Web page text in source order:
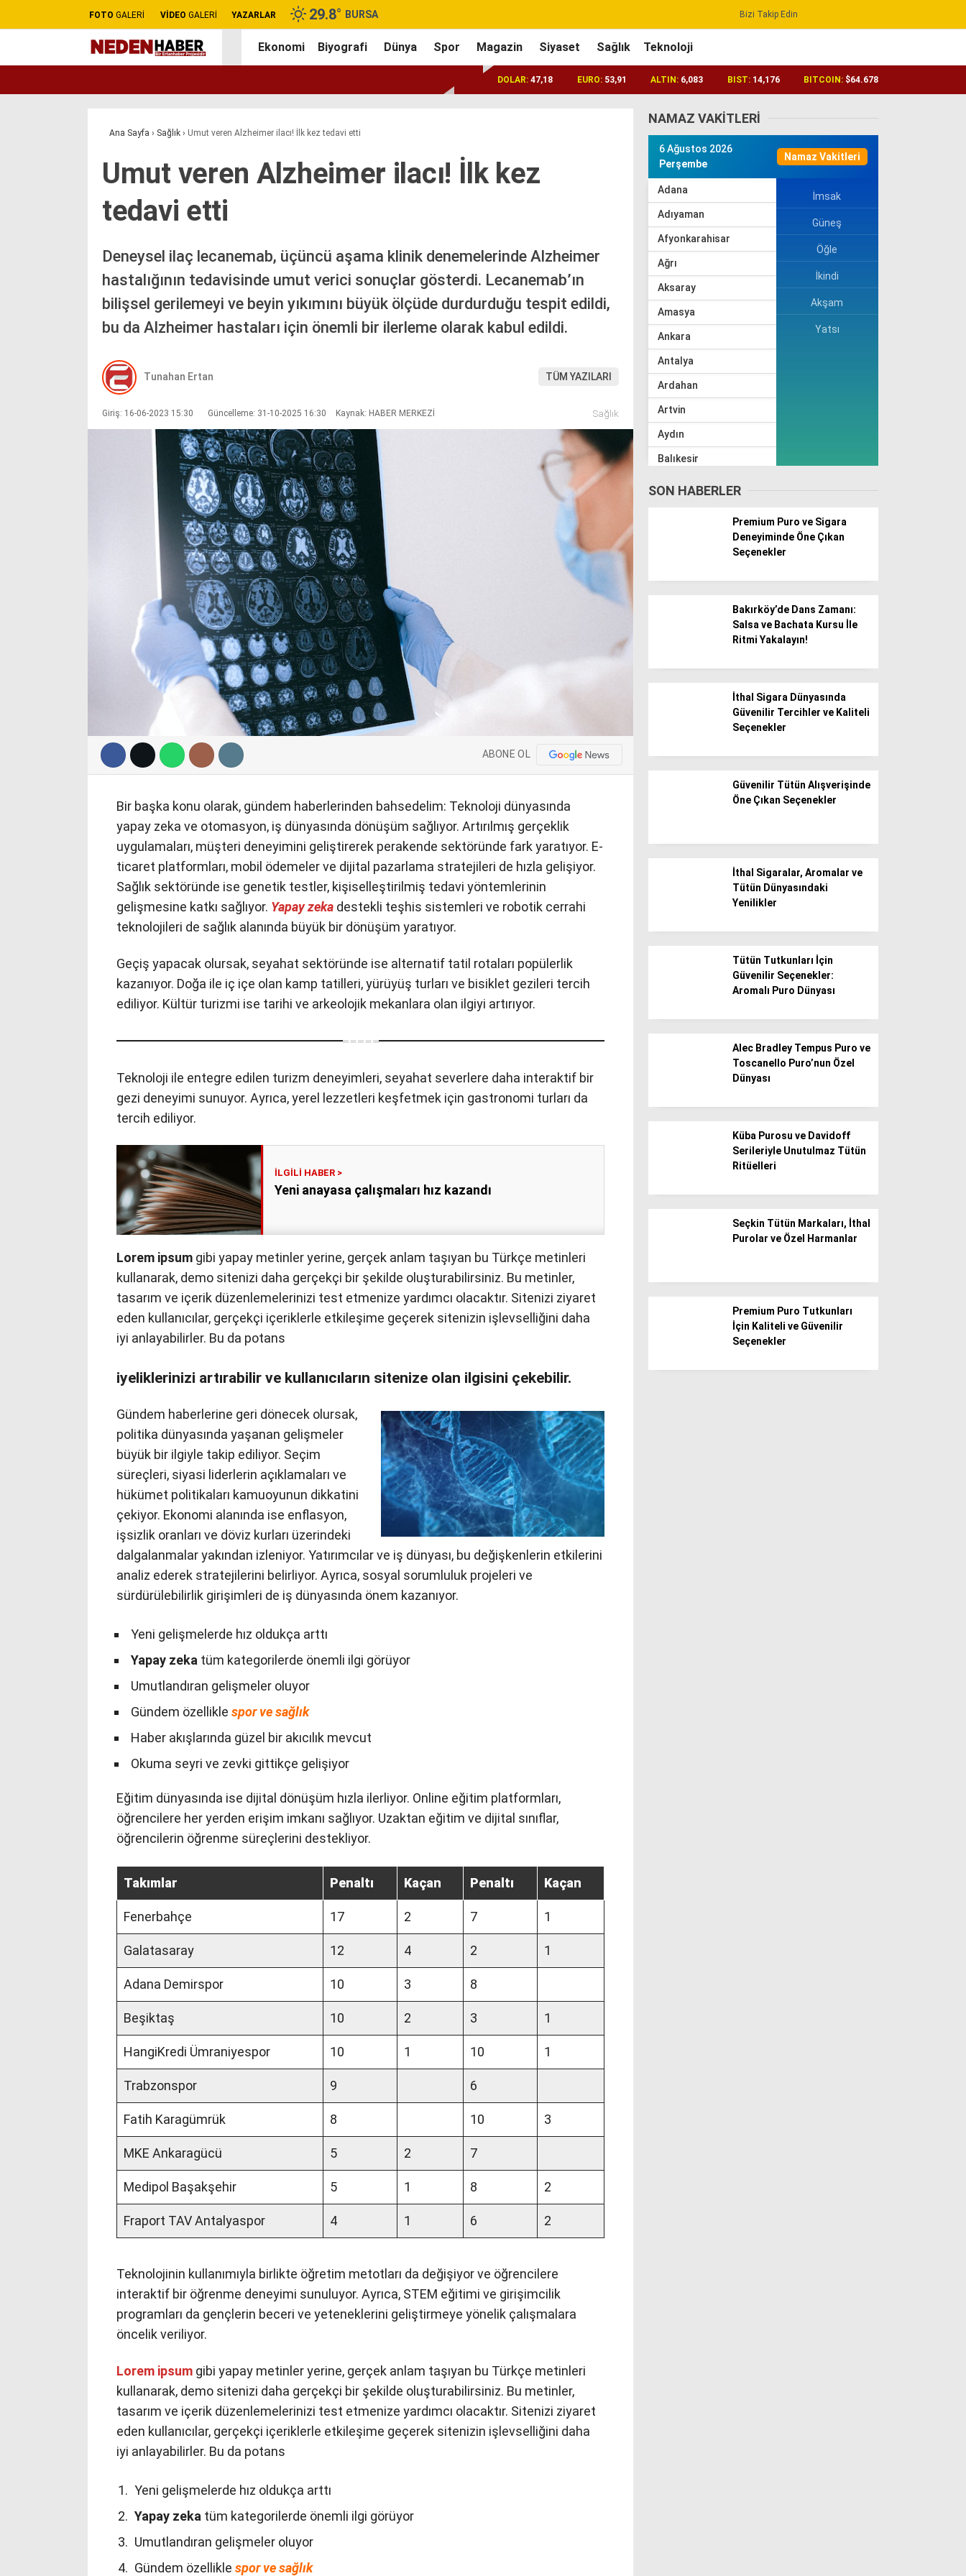
Sağlık
FOTO GALERİ VİDEO GALERİ YAZARLAR 29.8° BURSA Bizi Takip Edin
Ekonomi Biyografi Dünya Spor Magazin Siyaset Sağlık Teknoloji
DOLAR: 47,18 EURO: 53,91 ALTIN: 6,083 BIST: 14,176 BITCOIN: $64.678
Ana Sayfa › Sağlık › Umut veren Alzheimer ilacı! İlk kez tedavi etti
Umut veren Alzheimer ilacı! İlk kez
tedavi etti
Deneysel ilaç lecanemab, üçüncü aşama klinik denemelerinde Alzheimer
hastalığının tedavisinde umut verici sonuçlar gösterdi. Lecanemab’ın
bilişsel gerilemeyi ve beyin yıkımını büyük ölçüde durdurduğu tespit edildi,
bu da Alzheimer hastaları için önemli bir ilerleme olarak kabul edildi.
Tunahan Ertan TÜM YAZILARI
Giriş: 16-06-2023 15:30 Güncelleme: 31-10-2025 16:30 Kaynak: HABER MERKEZİ Sağlık
ABONE OL
Bir başka konu olarak, gündem haberlerinden bahsedelim: Teknoloji dünyasında
yapay zeka ve otomasyon, iş dünyasında dönüşüm sağlıyor. Artırılmış gerçeklik
uygulamaları, müşteri deneyimini geliştirerek perakende sektöründe fark yaratıyor. E-
ticaret platformları, mobil ödemeler ve dijital pazarlama stratejileri de hızla gelişiyor.
Sağlık sektöründe ise genetik testler, kişiselleştirilmiş tedavi yöntemlerinin
gelişmesine katkı sağlıyor. Yapay zeka destekli teşhis sistemleri ve robotik cerrahi
teknolojileri de sağlık alanında büyük bir dönüşüm yaratıyor.
Geçiş yapacak olursak, seyahat sektöründe ise alternatif tatil rotaları popülerlik
kazanıyor. Doğa ile iç içe olan kamp tatilleri, yürüyüş turları ve bisiklet gezileri tercih
ediliyor. Kültür turizmi ise tarihi ve arkeolojik mekanlara olan ilgiyi artırıyor.
Teknoloji ile entegre edilen turizm deneyimleri, seyahat severlere daha interaktif bir
gezi deneyimi sunuyor. Ayrıca, yerel lezzetleri keşfetmek için gastronomi turları da
tercih ediliyor.
Yeni anayasa çalışmaları hız kazandı
Lorem ipsum gibi yapay metinler yerine, gerçek anlam taşıyan bu Türkçe metinleri
kullanarak, demo sitenizi daha gerçekçi bir şekilde oluşturabilirsiniz. Bu metinler,
tasarım ve içerik düzenlemelerinizi test etmenize yardımcı olacaktır. Sitenizi ziyaret
eden kullanıcılar, gerçekçi içeriklerle etkileşime geçerek sitenizin işlevselliğini daha
iyi anlayabilirler. Bu da potans
iyeliklerinizi artırabilir ve kullanıcıların sitenize olan ilgisini çekebilir.
Gündem haberlerine geri dönecek olursak,
politika dünyasında yaşanan gelişmeler
büyük bir ilgiyle takip ediliyor. Seçim
süreçleri, siyasi liderlerin açıklamaları ve
hükümet politikaları kamuoyunun dikkatini
çekiyor. Ekonomi alanında ise enflasyon,
işsizlik oranları ve döviz kurları üzerindeki
dalgalanmalar yakından izleniyor. Yatırımcılar ve iş dünyası, bu değişkenlerin etkilerini
analiz ederek stratejilerini belirliyor. Ayrıca, sosyal sorumluluk projeleri ve
sürdürülebilirlik girişimleri de iş dünyasında önem kazanıyor.
Yeni gelişmelerde hız oldukça arttı
Yapay zeka tüm kategorilerde önemli ilgi görüyor
Umutlandıran gelişmeler oluyor
Gündem özellikle spor ve sağlık
Haber akışlarında güzel bir akıcılık mevcut
Okuma seyri ve zevki gittikçe gelişiyor
Eğitim dünyasında ise dijital dönüşüm hızla ilerliyor. Online eğitim platformları,
öğrencilere her yerden erişim imkanı sağlıyor. Uzaktan eğitim ve dijital sınıflar,
öğrencilerin öğrenme süreçlerini destekliyor.
Takımlar Penaltı Kaçan Penaltı Kaçan
Fenerbahçe 17 2 7 1
Galatasaray 12 4 2 1
Adana Demirspor 10 3 8
Beşiktaş 10 2 3 1
HangiKredi Ümraniyespor 10 1 10 1
Trabzonspor 9 6
Fatih Karagümrük 8 10 3
MKE Ankaragücü 5 2 7
Medipol Başakşehir 5 1 8 2
Fraport TAV Antalyaspor 4 1 6 2
Teknolojinin kullanımıyla birlikte öğretim metotları da değişiyor ve öğrencilere
interaktif bir öğrenme deneyimi sunuluyor. Ayrıca, STEM eğitimi ve girişimcilik
programları da gençlerin beceri ve yeteneklerini geliştirmeye yönelik çalışmalara
öncelik veriliyor.
Lorem ipsum gibi yapay metinler yerine, gerçek anlam taşıyan bu Türkçe metinleri
kullanarak, demo sitenizi daha gerçekçi bir şekilde oluşturabilirsiniz. Bu metinler,
tasarım ve içerik düzenlemelerinizi test etmenize yardımcı olacaktır. Sitenizi ziyaret
eden kullanıcılar, gerçekçi içeriklerle etkileşime geçerek sitenizin işlevselliğini daha
iyi anlayabilirler. Bu da potans
Yeni gelişmelerde hız oldukça arttı
Yapay zeka tüm kategorilerde önemli ilgi görüyor
Umutlandıran gelişmeler oluyor
Gündem özellikle spor ve sağlık
NAMAZ VAKITLERI
6 Ağustos 2026
Perşembe
Namaz Vakitleri
Adana
Adıyaman
Afyonkarahisar
Ağrı
Aksaray
Amasya
Ankara
Antalya
Ardahan
Artvin
Aydın
Balıkesir
Bingöl
Gümüşhane
İmsak
Güneş
Öğle
İkindi
Akşam
Yatsı
SON HABERLER
Premium Puro ve Sigara
Deneyiminde Öne Çıkan
Seçenekler
Bakırköy’de Dans Zamanı:
Salsa ve Bachata Kursu İle
Ritmi Yakalayın!
İthal Sigara Dünyasında
Güvenilir Tercihler ve Kaliteli
Seçenekler
Güvenilir Tütün Alışverişinde
Öne Çıkan Seçenekler
İthal Sigaralar, Aromalar ve
Tütün Dünyasındaki
Yenilikler
Tütün Tutkunları İçin
Güvenilir Seçenekler:
Aromalı Puro Dünyası
Alec Bradley Tempus Puro ve
Toscanello Puro’nun Özel
Dünyası
Küba Purosu ve Davidoff
Serileriyle Unutulmaz Tütün
Ritüelleri
Seçkin Tütün Markaları, İthal
Purolar ve Özel Harmanlar
Premium Puro Tutkunları
İçin Kaliteli ve Güvenilir
Seçenekler